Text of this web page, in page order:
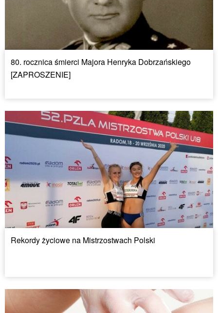
80. rocznica śmierci Majora Henryka Dobrzańskiego
[ZAPROSZENIE]
Rekordy życiowe na Mistrzostwach Polski